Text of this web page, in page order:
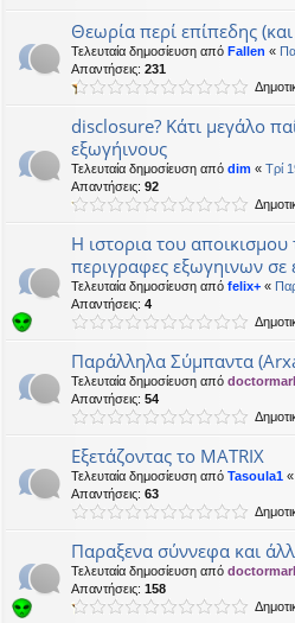
Θεωρία περί επίπεδης
Τελευταία δημοσίευση από Fallen «
Απαντήσεις: 231
disclosure? Κάτι μεγάλο
εξωγήινους
Τελευταία δημοσίευση από dim « Τρί
Απαντήσεις: 92
Η ιστορια του
περιγραφες εξωγηινων σε
Τελευταία δημοσίευση από felix+ «
Απαντήσεις: 4
Παράλληλα Σύμπαντα
Τελευταία δημοσίευση από
Απαντήσεις: 54
Εξετάζοντας το MATRIX
Τελευταία δημοσίευση από Tasoula1 «
Απαντήσεις: 63
Παραξενα σύννεφα και
Τελευταία δημοσίευση από
Απαντήσεις: 158